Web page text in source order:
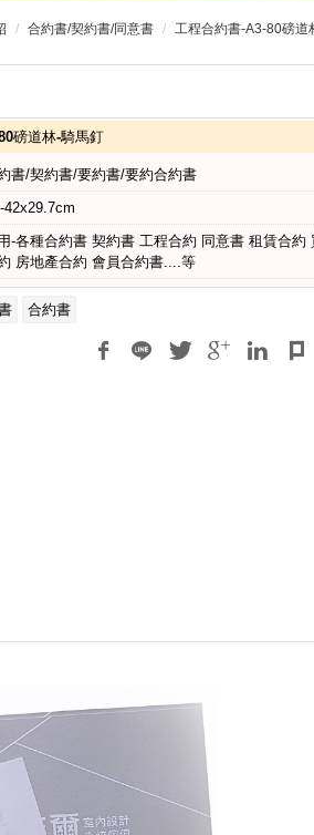
合約書/契約書/同意書 工程合約書-A3-80磅道
磅道林-騎馬釘
書/契約書/要約書/要約合約書
42x29.7cm
-各種合約書 契約書 工程合約 同意書 租賃合約
房地產合約 會員合約書....等
合約書